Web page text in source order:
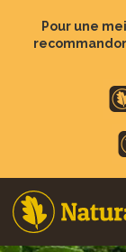
contenu
Pour une